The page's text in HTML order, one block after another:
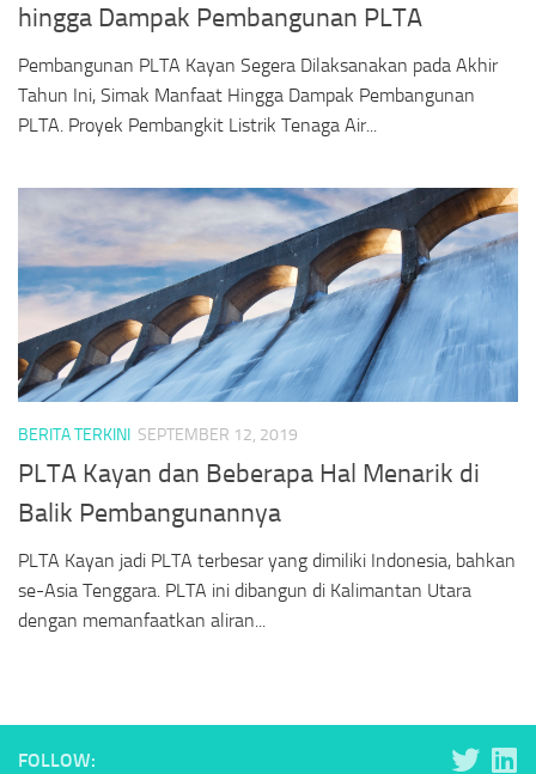
hingga Dampak Pembangunan PLTA
Pembangunan PLTA Kayan Segera Dilaksanakan pada Akhir
Tahun Ini, Simak Manfaat Hingga Dampak Pembangunan
PLTA. Proyek Pembangkit Listrik Tenaga Air...
BERITA TERKINI SEPTEMBER 12, 2019
PLTA Kayan dan Beberapa Hal Menarik di
Balik Pembangunannya
PLTA Kayan jadi PLTA terbesar yang dimiliki Indonesia, bahkan
se-Asia Tenggara. PLTA ini dibangun di Kalimantan Utara
dengan memanfaatkan aliran...
FOLLOW: